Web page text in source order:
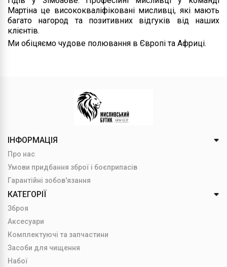
Мартіна це висококваліфіковані мисливці, які мають
багато нагород та позитивних відгуків від наших
клієнтів.
Ми обіцяємо чудове полювання в Європі та Африці.
ІНФОРМАЦІЯ
Про нас
Умови придбання зброї і боєприпасів
Гарантійні зобов'язання
КАТЕГОРІЇ
Зброя
Аксесуари
Комплектуючі та запчастини
Засоби для чищення
Набої